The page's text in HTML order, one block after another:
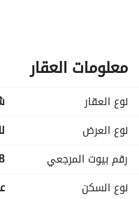
كاميرات مراقبة (CCTV)
الخدمات:
أمن على مدار الساعة
معلومات العقار
نوع العقار
نوع العرض
رقم بيوت المرجعي
نوع السكن